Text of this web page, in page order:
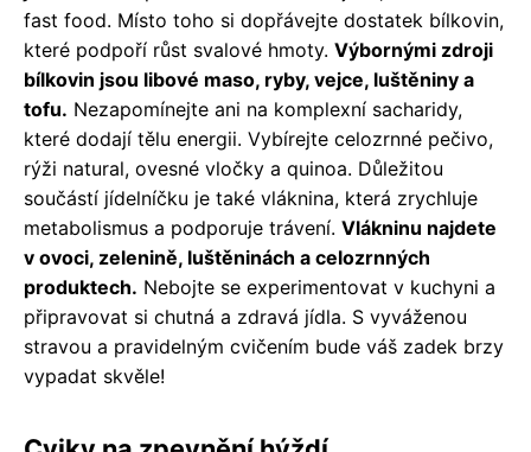
fast food. Místo toho si dopřávejte dostatek bílkovin,
které podpoří růst svalové hmoty. Výbornými zdroji
bílkovin jsou libové maso, ryby, vejce, luštěniny a
tofu. Nezapomínejte ani na komplexní sacharidy,
které dodají tělu energii. Vybírejte celozrnné pečivo,
rýži natural, ovesné vločky a quinoa. Důležitou
součástí jídelníčku je také vláknina, která zrychluje
metabolismus a podporuje trávení. Vlákninu najdete
v ovoci, zelenině, luštěninách a celozrnných
produktech. Nebojte se experimentovat v kuchyni a
připravovat si chutná a zdravá jídla. S vyváženou
stravou a pravidelným cvičením bude váš zadek brzy
vypadat skvěle!